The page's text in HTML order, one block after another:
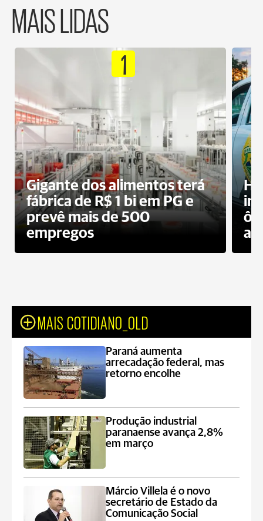
MAIS LIDAS
1
Gigante dos alimentos terá
fábrica de R$ 1 bi em PG e
prevê mais de 500
empregos
MAIS COTIDIANO_OLD
Paraná aumenta
arrecadação federal, mas
retorno encolhe
Produção industrial
paranaense avança 2,8%
em março
Márcio Villela é o novo
secretário de Estado da
Comunicação Social